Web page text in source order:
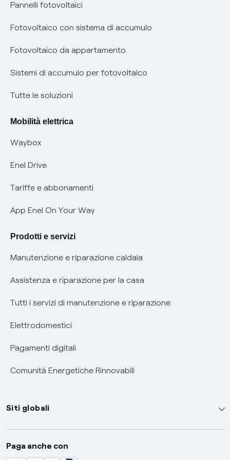
Diritto di ripensamento
Parental Control – Navigazione sicura
Informazioni precontrattuali prodotti e servizi
Condizioni generali di contratto prodotti e servizi
Informativa RAEE
Informativa Privacy AI
prescrizione
Remit
Certificazioni
Nuove regole europee per la protezione dei dati
Offerte Placet non vulnerabili
Offerta Tutela Vulnerabilità Gas
Mobilità Elettrica
Phishing e truffe online
Verifica chi ti ha chiamato
Agevolazione utenti con disabilità per offerte Fibra
Informativa RAEE
Pannelli fotovoltaici
Fotovoltaico con sistema di accumulo
Fotovoltaico da appartamento
Sistemi di accumulo per fotovoltaico
Tutte le soluzioni
Mobilità elettrica
Waybox
Enel Drive
Tariffe e abbonamenti
App Enel On Your Way
Prodotti e servizi
Manutenzione e riparazione caldaia
Assistenza e riparazione per la casa
Tutti i servizi di manutenzione e riparazione
Elettrodomestici
Pagamenti digitali
Comunità Energetiche Rinnovabili
Siti globali
Enel Group
Paga anche con